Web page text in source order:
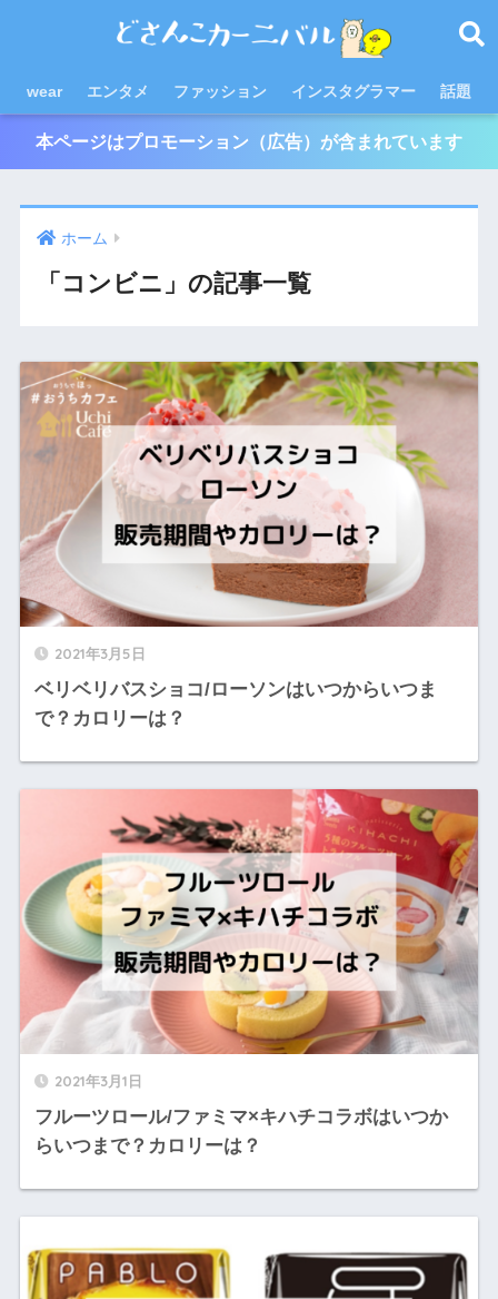
wear エンタメ ファッション インスタグラマー 話題
本ページはプロモーション（広告）が含まれています
ホーム
「コンビニ」の記事一覧
2021年3月5日
ベリベリバスショコ/ローソンはいつからいつま
で？カロリーは？
2021年3月1日
フルーツロール/ファミマ×キハチコラボはいつか
らいつまで？カロリーは？